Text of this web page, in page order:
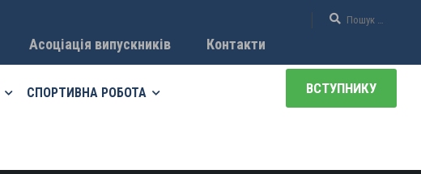
Асоціація випускників Контакти
СПОРТИВНА РОБОТА ВСТУПНИКУ